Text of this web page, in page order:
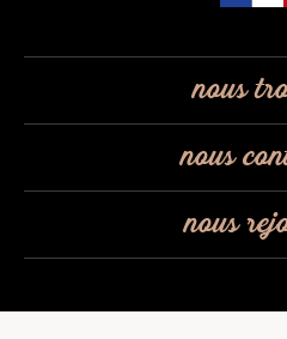
nous
nous
nous